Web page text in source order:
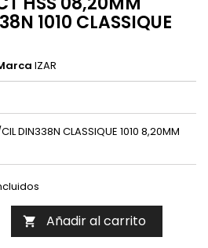
1010 CLASSIQUE
IZAR
DIN338N CLASSIQUE 1010 8,20MM
 Añadir al carrito